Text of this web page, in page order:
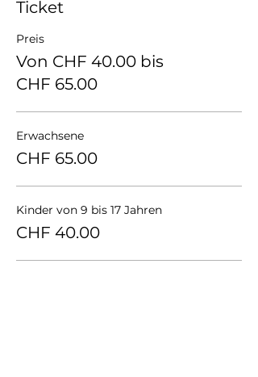
Ticket
Preis
Von CHF 40.00 bis
CHF 65.00
Erwachsene
CHF 65.00
Kinder von 9 bis 17 Jahren
CHF 40.00